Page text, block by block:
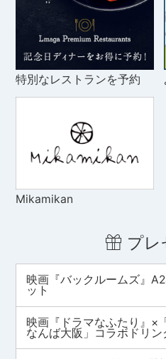
特別なレストランを予約
Mikamikan
プレ
映画『バックルームズ』
ット
映画『ドラマなふたり』×
なんば大阪」コラボドリン